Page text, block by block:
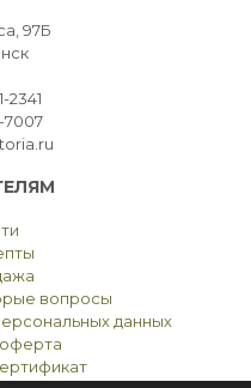
97Б
2341
7007
вопросы
данных